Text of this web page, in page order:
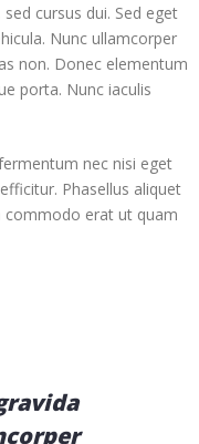
cursus dui. Sed eget
Nunc ullamcorper
non. Donec elementum
porta. Nunc iaculis
nec nisi eget
Phasellus aliquet
commodo erat ut quam